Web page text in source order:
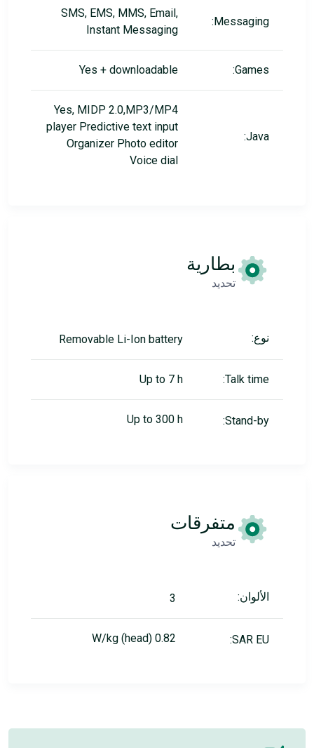
Messaging:
SMS, EMS, MMS, Email,
Instant Messaging
Games:
Yes + downloadable
Java:
Yes, MIDP 2.0,MP3/MP4
player Predictive text input
Organizer Photo editor
Voice dial
بطارية
تحديد
نوع: Removable Li-Ion battery
Talk time:
Up to 7 h
Stand-by:
Up to 300 h
متفرقات
تحديد
الألوان: 3
SAR EU:
0.82 W/kg (head)